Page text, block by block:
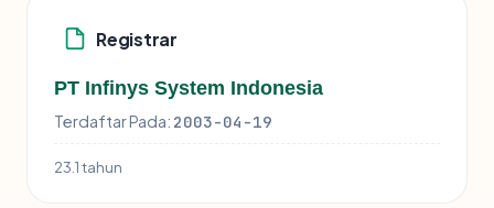
Registrar
PT Infinys System Indonesia
Terdaftar Pada: 2003-04-19
23.1 tahun